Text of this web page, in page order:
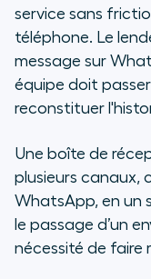
service sans
téléphone. Le
message sur
équipe doit
reconstituer
Une boîte de
plusieurs canaux,
WhatsApp, en un
le passage d’un
nécessité de faire